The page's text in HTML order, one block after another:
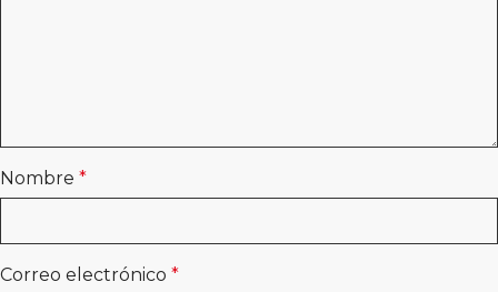
Nombre *
Correo electrónico *